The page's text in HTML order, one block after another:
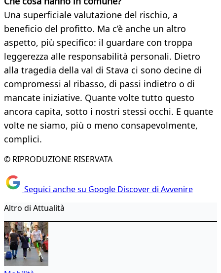
Una superficiale valutazione del rischio, a
beneficio del profitto. Ma c’è anche un altro
aspetto, più specifico: il guardare con troppa
leggerezza alle responsabilità personali. Dietro
alla tragedia della val di Stava ci sono decine di
compromessi al ribasso, di passi indietro o di
mancate iniziative. Quante volte tutto questo
ancora capita, sotto i nostri stessi occhi. E quante
volte ne siamo, più o meno consapevolmente,
complici.
© RIPRODUZIONE RISERVATA
Seguici anche su Google Discover di Avvenire
Altro di Attualità